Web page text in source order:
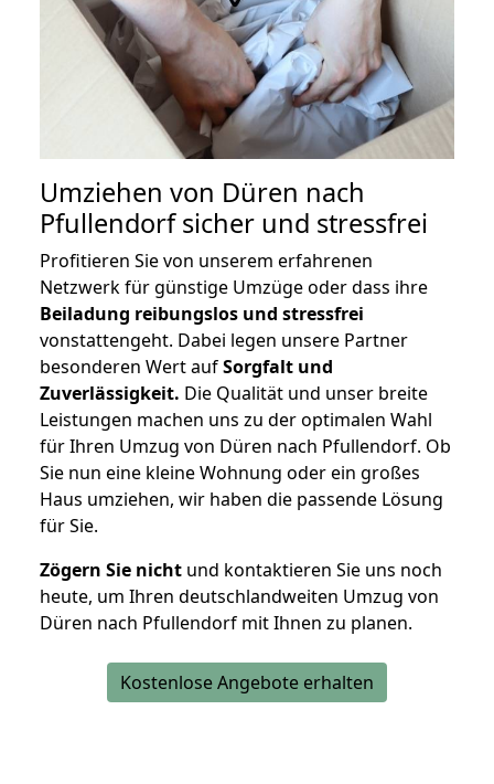
Umziehen von Düren nach
Pfullendorfsicher und stressfrei
Profitieren Sie von unserem erfahrenen
Netzwerk für günstige Umzüge oder dass ihre
Beiladung reibungslos und stressfrei
vonstattengeht. Dabei legen unsere Partner
besonderen Wert aufSorgfalt und
Zuverlässigkeit. Die Qualität und unser breite
Leistungen machen uns zu der optimalen Wahl
für Ihren Umzug von Düren nach Pfullendorf. Ob
Sie nun eine kleine Wohnung oder ein großes
Haus umziehen, wir haben die passende Lösung
für Sie.
Zögern Sie nicht und kontaktieren Sie uns noch
heute, um Ihren deutschlandweiten Umzug von
Düren nach Pfullendorf mit Ihnen zu planen.
Kostenlose Angebote erhalten